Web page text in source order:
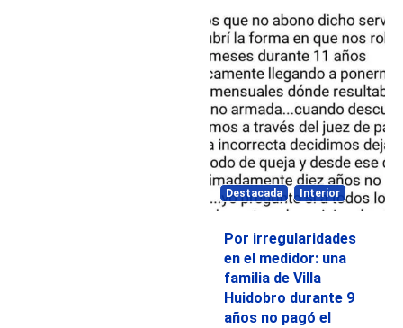
Destacada Interior
Por irregularidades
en el medidor: una
familia de Villa
Huidobro durante 9
años no pagó el